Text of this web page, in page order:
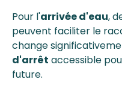
Pour l'arrivée d'eau,
peuvent faciliter le
change
d'arrêt accessible
future.